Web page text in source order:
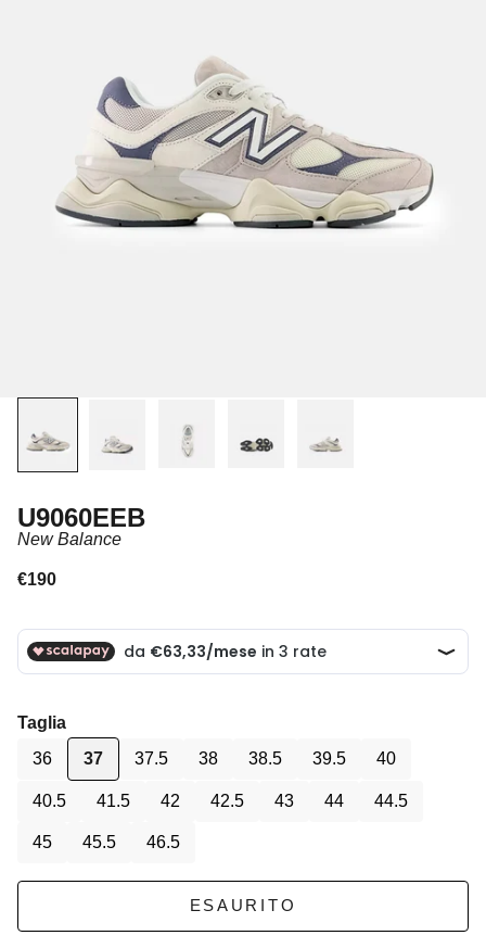
U9060EEB
New Balance
Prezzo scontato
€190
Taglia
36
37 37.5 38 38.5 39.5 40
40.5 41.5 42 42.5 43 44 44.5
45 45.5 46.5
ESAURITO